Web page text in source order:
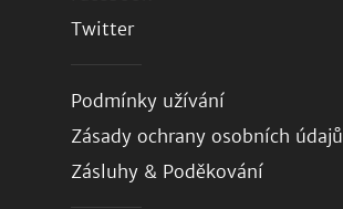
Twitter
Podmínky užívání
Zásady ochrany osobních údajů
Zásluhy & Poděkování